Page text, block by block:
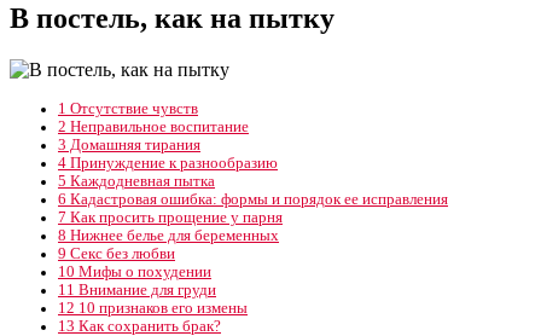
В постель, как на пытку
1 Отсутствие чувств
2 Неправильное воспитание
3 Домашняя тирания
4 Принуждение к разнообразию
5 Каждодневная пытка
6 Кадастровая ошибка: формы и порядок ее исправления
7 Как просить прощение у парня
8 Нижнее белье для беременных
9 Секс без любви
10 Мифы о похудении
11 Внимание для груди
12 10 признаков его измены
13 Как сохранить брак?